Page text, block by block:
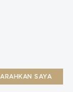
ARAHKAN SAYA